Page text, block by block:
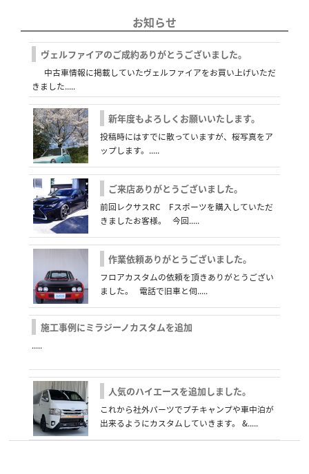
お知らせ
ヴェルファイアのご成約ありがとうございました。
中古車情報に掲載していたヴェルファイアをお買い上げいただ
きました.....
新年度もよろしくお願いいたします。
投稿時にはすでに散っていますが、桜写真をア
ップします。.....
ご来店ありがとうございました。
前回レクサスRC Fスポーツを購入していただ
きましたお客様。 今回.....
作業依頼ありがとうございました。
フロアカスタムの依頼を頂きありがとうござい
ました。 電話で旧車と伺.....
施工事例にミラジーノカスタムを追加
.....
人気のハイエースを追加しました。
これから社外パーツでプチキャンプや車中泊が
出来るようにカスタムしていきます。 &.....